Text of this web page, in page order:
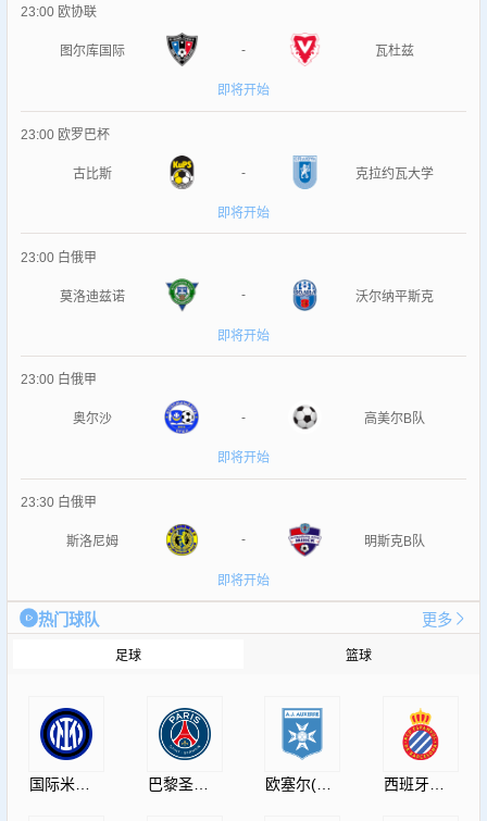
23:00 欧协联
图尔库国际 - 瓦杜兹
即将开始
23:00 欧罗巴杯
古比斯 - 克拉约瓦大学
即将开始
23:00 白俄甲
莫洛迪兹诺 - 沃尔纳平斯克
即将开始
23:00 白俄甲
奥尔沙 - 高美尔B队
即将开始
23:30 白俄甲
斯洛尼姆 - 明斯克B队
即将开始
热门球队 更多
足球 篮球
巴黎圣日耳曼(PSG) 西班牙人(RCDEspanyol)